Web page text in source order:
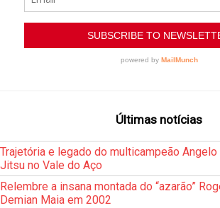
Últimas notícias
Trajetória e legado do multicampeão
Jitsu no Vale do Aço
Relembre a insana montada do “azarão”
Demian Maia em 2002